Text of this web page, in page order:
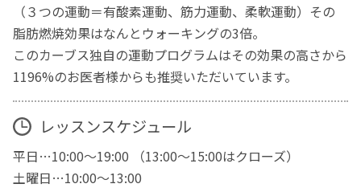
（３つの運動＝有酸素運動、筋力運動、柔軟運動）その
脂肪燃焼効果はなんとウォーキングの3倍。
このカーブス独自の運動プログラムはその効果の高さから
1196%のお医者様からも推奨いただいています。
レッスンスケジュール
平日…10:00～19:00 （13:00～15:00はクローズ）
土曜日…10:00～13:00